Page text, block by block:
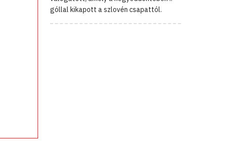
góllal kikapott a szlovén csapattól.